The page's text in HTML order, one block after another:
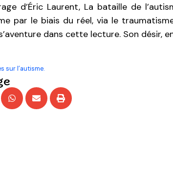
d’Éric Laurent, La bataille de
par le biais du réel, via le
dans cette lecture. Son désir,
sur l’autisme.